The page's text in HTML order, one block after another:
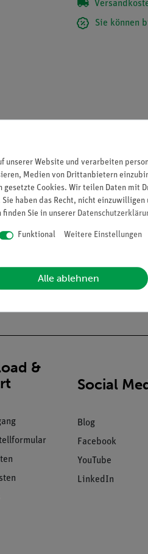
Sie können
Bei Tauchsiedern spricht bei
an, wodurch das Gerät
&
Social
Blog
Facebook
YouTube
LinkedIn
unserer Website und verarbeiten
Medien von Drittanbietern
Cookies. Wir teilen Daten mit
haben das Recht, nicht
Sie in unserer
Funktional Weitere Einstellungen
Alle ablehnen